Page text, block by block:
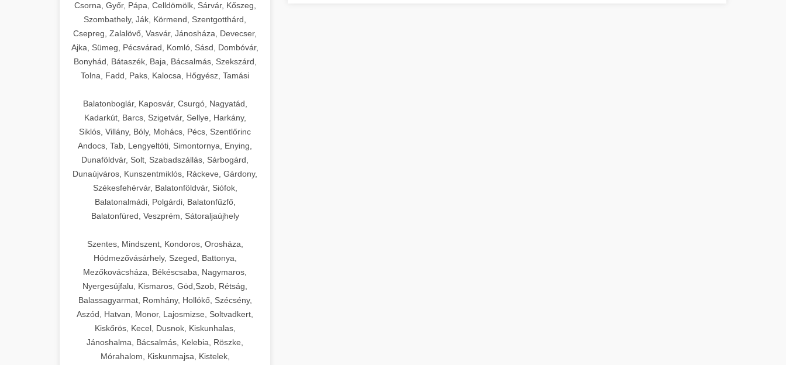
Csorna, Győr, Pápa, Celldömölk, Sárvár, Kőszeg,
Szombathely, Ják, Körmend, Szentgotthárd,
Csepreg, Zalalövő, Vasvár, Jánosháza, Devecser,
Ajka, Sümeg, Pécsvárad, Komló, Sásd, Dombóvár,
Bonyhád, Bátaszék, Baja, Bácsalmás, Szekszárd,
Tolna, Fadd, Paks, Kalocsa, Hőgyész, Tamási
Balatonboglár, Kaposvár, Csurgó, Nagyatád,
Kadarkút, Barcs, Szigetvár, Sellye, Harkány,
Siklós, Villány, Bóly, Mohács, Pécs, Szentlőrinc
Andocs, Tab, Lengyeltóti, Simontornya, Enying,
Dunaföldvár, Solt, Szabadszállás, Sárbogárd,
Dunaújváros, Kunszentmiklós, Ráckeve, Gárdony,
Székesfehérvár, Balatonföldvár, Siófok,
Balatonalmádi, Polgárdi, Balatonfűzfő,
Balatonfüred, Veszprém, Sátoraljaújhely
Szentes, Mindszent, Kondoros, Orosháza,
Hódmezővásárhely, Szeged, Battonya,
Mezőkovácsháza, Békéscsaba, Nagymaros,
Nyergesújfalu, Kismaros, Göd,Szob, Rétság,
Balassagyarmat, Romhány, Hollókő, Szécsény,
Aszód, Hatvan, Monor, Lajosmizse, Soltvadkert,
Kiskőrös, Kecel, Dusnok, Kiskunhalas,
Jánoshalma, Bácsalmás, Kelebia, Röszke,
Mórahalom, Kiskunmajsa, Kistelek,